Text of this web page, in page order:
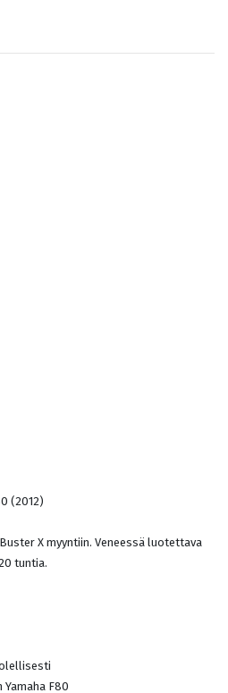
(2012)
X myyntiin. Veneessä luotettava
tuntia.
F80